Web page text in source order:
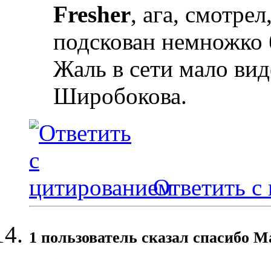
Fresher, ага,
подскован
Жаль в сети мало
Широбокова.
Ответить с
1 пользователь сказал cпасибо